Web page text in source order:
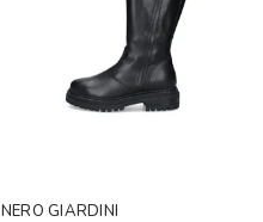
NERO GIARDINI